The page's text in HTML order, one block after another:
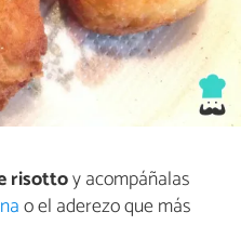
risottoy acompáñalas
o el aderezo que más